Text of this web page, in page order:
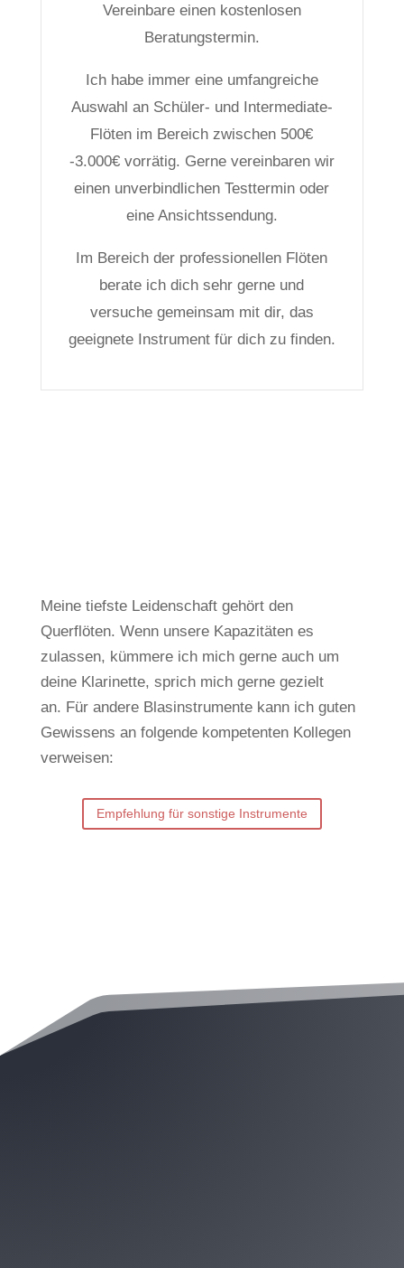
Vereinbare einen kostenlosen
Beratungstermin.
Ich habe immer eine umfangreiche
Auswahl an Schüler- und Intermediate-
Flöten im Bereich zwischen 500€
-3.000€ vorrätig. Gerne vereinbaren wir
einen unverbindlichen Testtermin oder
eine Ansichtssendung.
Im Bereich der professionellen Flöten
berate ich dich sehr gerne und
versuche gemeinsam mit dir, das
geeignete Instrument für dich zu finden.
Meine tiefste Leidenschaft gehört den
Querflöten. Wenn unsere Kapazitäten es
zulassen, kümmere ich mich gerne auch um
deine Klarinette, sprich mich gerne gezielt
an. Für andere Blasinstrumente kann ich guten
Gewissens an folgende kompetenten Kollegen
verweisen:
Empfehlung für sonstige Instrumente